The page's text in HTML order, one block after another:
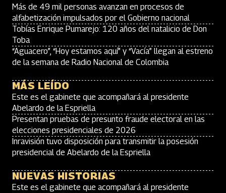
Más de 49 mil personas avanzan en procesos de
alfabetización impulsados por el Gobierno nacional
Tobías Enrique Pumarejo: 120 años del natalicio de Don
Toba
“Aguacero”, “Hoy estamos aquí” y “Vacía” llegan al estreno
de la semana de Radio Nacional de Colombia
MÁS LEÍDO
Este es el gabinete que acompañará al presidente
Abelardo de la Espriella
Presentan pruebas de presunto fraude electoral en las
elecciones presidenciales de 2026
Inravisión tuvo disposición para transmitir la posesión
presidencial de Abelardo de la Espriella
NUEVAS HISTORIAS
Este es el gabinete que acompañará al presidente